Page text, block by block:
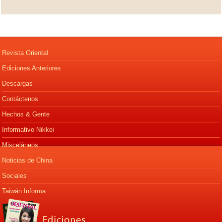
Revista Oriental
Ediciones Anteriores
Descargas
Contáctenos
Hechos & Gente
Informativo Nikkei
Misceláneos
Noticias de China
Sociales
Taiwán Informa